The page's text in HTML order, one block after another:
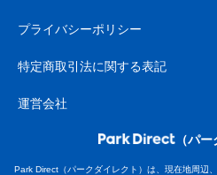
プライバシーポリシー
特定商取引法に関する表記
運営会社
（パー
Park Direct（パークダイレクト）は、現在地周辺